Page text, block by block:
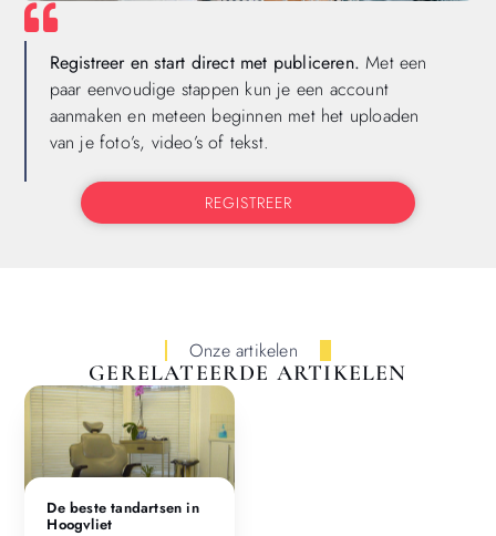
Registreer en start direct met publiceren. Met een
paar eenvoudige stappen kun je een account
aanmaken en meteen beginnen met het uploaden
van je foto’s, video’s of tekst.
REGISTREER
Onze artikelen
GERELATEERDE ARTIKELEN
De beste tandartsen in
Hoogvliet